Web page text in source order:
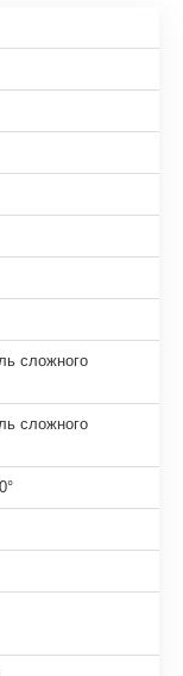
сложного
сложного